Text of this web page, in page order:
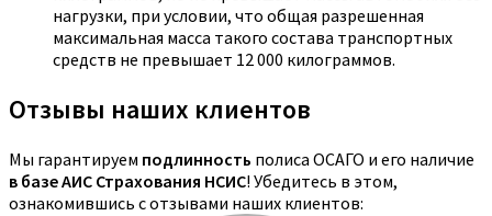
нагрузки, при условии, что общая разрешенная
максимальная масса такого состава транспортных
средств не превышает 12 000 килограммов.
Отзывы наших клиентов
Мы гарантируем подлинность полиса ОСАГО и его наличие
в базе АИС Страхования НСИС! Убедитесь в этом,
ознакомившись с отзывами наших клиентов: